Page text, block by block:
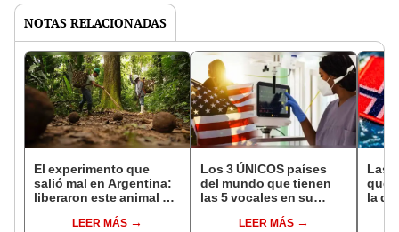
NOTAS RELACIONADAS
El experimento que
salió mal en Argentina:
liberaron este animal y
bosques milenarios de
LEER MÁS
Los 3 ÚNICOS países
del mundo que tienen
las 5 vocales en su
con unoLEER MÁS
Las
que
la de